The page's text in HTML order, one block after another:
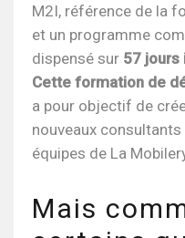
M2I, référence de la
et un programme
dispensé sur 57 jours
Cette formation de
a pour objectif de
nouveaux
équipes de La
Mais